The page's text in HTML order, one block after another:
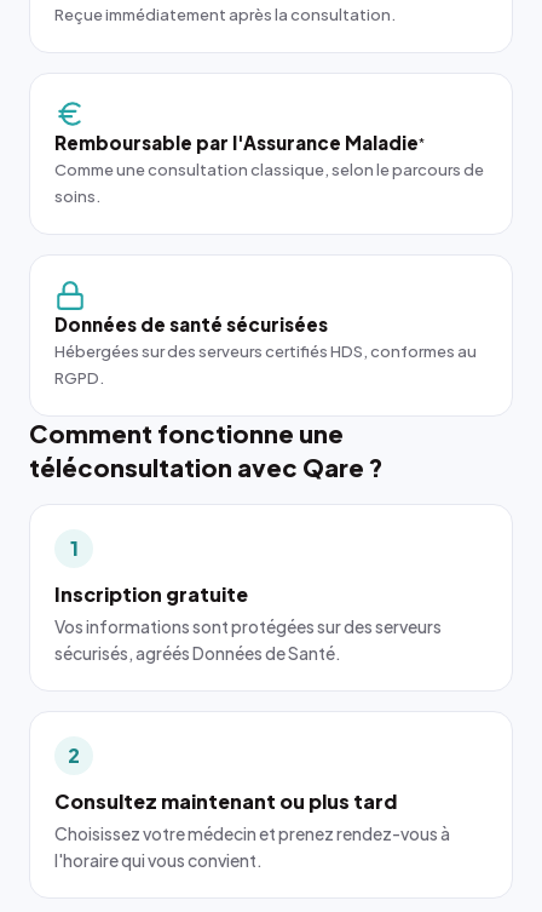
Reçue immédiatement après la consultation.
Remboursable par l'Assurance Maladie*
Comme une consultation classique, selon le parcours de
soins.
Données de santé sécurisées
Hébergées sur des serveurs certifiés HDS, conformes au
RGPD.
Comment fonctionne une
téléconsultation avec Qare ?
1
Inscription gratuite
Vos informations sont protégées sur des serveurs
sécurisés, agréés Données de Santé.
2
Consultez maintenant ou plus tard
Choisissez votre médecin et prenez rendez-vous à
l'horaire qui vous convient.